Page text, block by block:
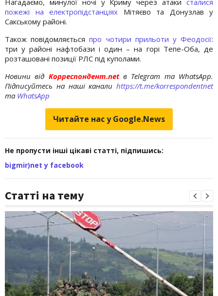
пожежі на електропідстанціях Мітяєво та Донузлав у
Сакському районі.
Також повідомляєтьсяпро чотири прильоти у Феодосії:
три у районі нафтобази і один – на горі Тепе-Оба, де
розташовані позиції РЛС під куполами.
Новини від Корреспондент.netв Telegram та WhatsApp.
Підписуйтесь на наші канали https://t.me/korrespondentnet
та WhatsApp
Читайте нас у Google.News
Не пропусти інші цікаві статті, підпишись:
bigmir)net у facebook
Статті на тему